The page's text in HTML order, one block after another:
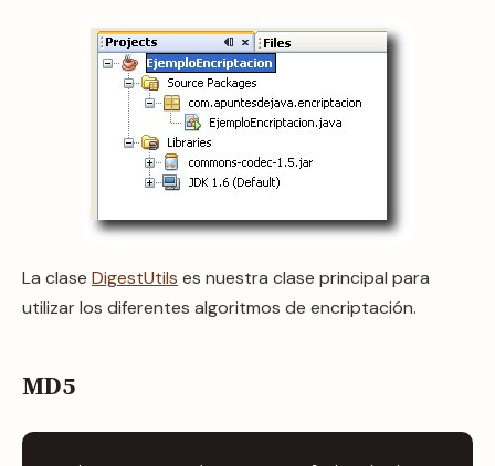
La clase DigestUtils es nuestra clase principal para
utilizar los diferentes algoritmos de encriptación.
MD5